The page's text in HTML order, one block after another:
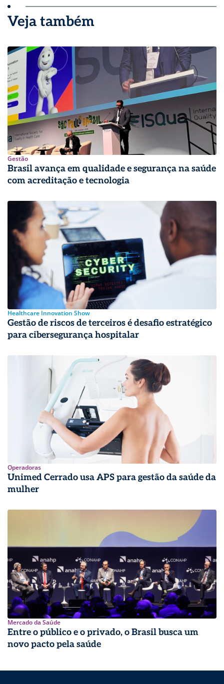
Veja também
Gestão
Brasil avança em qualidade e segurança na saúde
com acreditação e tecnologia
Healthcare Innovation Show
Gestão de riscos de terceiros é desafio estratégico
para cibersegurança hospitalar
Operadoras
Unimed Cerrado usa APS para gestão da saúde da
mulher
Mercado da Saúde
Entre o público e o privado, o Brasil busca um
novo pacto pela saúde